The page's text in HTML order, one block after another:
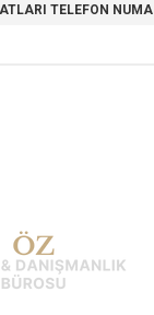
TELEFON NUMA